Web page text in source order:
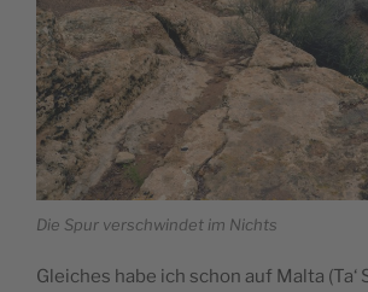
Die Spur verschwindet im Nichts
Gleiches habe ich schon auf Malta (Ta‘